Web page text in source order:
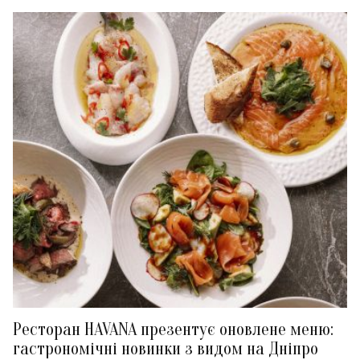
Ресторан HAVANA презентує оновлене меню:
гастрономічні новинки з видом на Дніпро